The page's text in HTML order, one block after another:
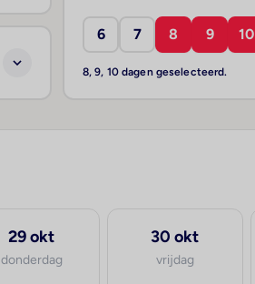
6 7 8 9 10
8, 9, 10 dagen geselecteerd.
29 okt
donderdag
30 okt
vrijdag